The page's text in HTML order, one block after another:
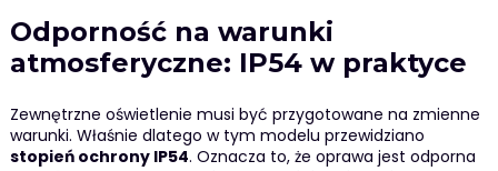
Odporność na warunki
atmosferyczne: IP54 w praktyce
Zewnętrzne oświetlenie musi być przygotowane na zmienne
warunki. Właśnie dlatego w tym modelu przewidziano
stopień ochrony IP54. Oznacza to, że oprawa jest odporna